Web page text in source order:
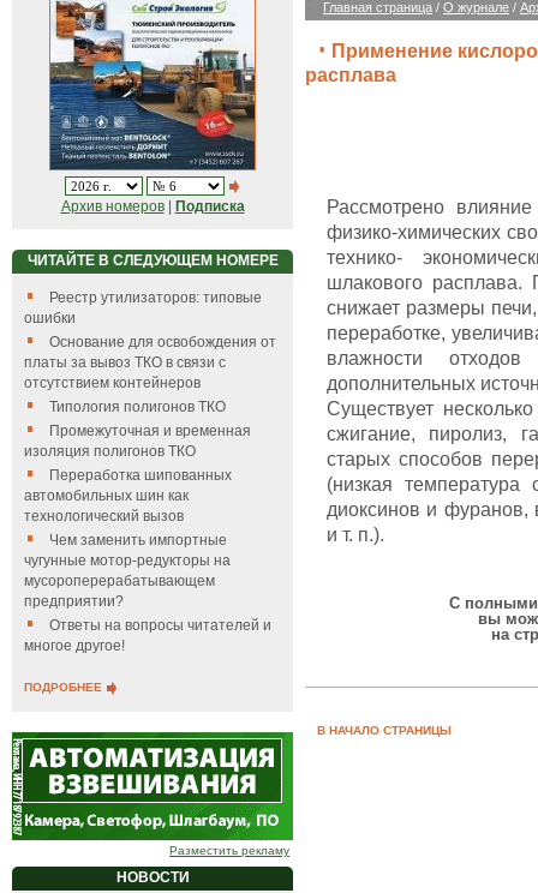
Архив номеров| Подписка
ЧИТАЙТЕ В СЛЕДУЮЩЕМ НОМЕРЕ
Реестр утилизаторов: типовые
ошибки
Основание для освобождения от
платы за вывоз ТКО в связи с
отсутствием контейнеров
Типология полигонов ТКО
Промежуточная и временная
изоляция полигонов ТКО
Переработка шипованных
автомобильных шин как
технологический вызов
Чем заменить импортные
чугунные мотор-редукторы на
мусороперерабатывающем
предприятии?
Ответы на вопросы читателей и
многое другое!
ПОДРОБНЕЕ
Разместить рекламу
НОВОСТИ
Главная страница / О журнале /
Применение
расплава
Рассмотрено
физико-химических
технико-
шлакового расплава.
снижает размеры
переработке,
влажности
дополнительных
Существует
сжигание, пиролиз,
старых способов
(низкая
диоксинов и
и т. п.).
С полными
вы
на
В НАЧАЛО СТРАНИЦЫ